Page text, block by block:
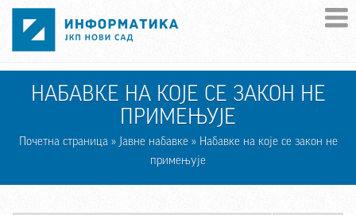
Skip to main content
НАБАВКЕ НА КОЈЕ СЕ ЗАКОН НЕ
ПРИМЕЊУЈЕ
Почетна страница» Јавне набавке » Набавке на које се закон не
примењује